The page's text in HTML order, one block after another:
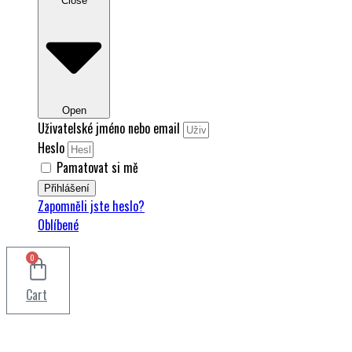
Open
Uživatelské jméno nebo email
Heslo
Pamatovat si mě
Přihlášení
Zapomněli jste heslo?
Oblíbené
0
Cart